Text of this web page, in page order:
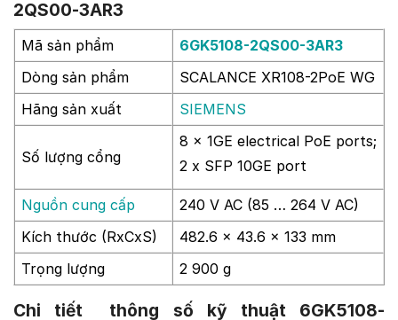
2QS00-3AR3
Mã sản phẩm
6GK5108-2QS00-3AR3
Dòng sản phẩm
SCALANCE XR108-2PoE WG
Hãng sản xuất
SIEMENS
Số lượng cổng
8 x 1GE electrical PoE ports;
2 x SFP 10GE port
Nguồn cung cấp
240 V AC (85 … 264 V AC)
Kích thước (RxCxS)
482.6 x 43.6 x 133 mm
Trọng lượng
2 900 g
Chi tiết thông số kỹ thuật 6GK5108-